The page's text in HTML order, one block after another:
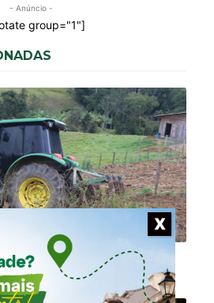
- Anúncio -
group="1"]
de imóvel rural para o prazo
X